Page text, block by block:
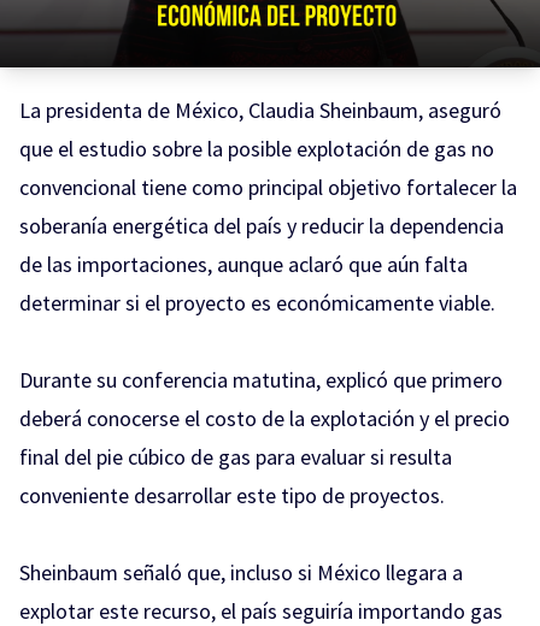
La presidenta de México, Claudia Sheinbaum, aseguró
que el estudio sobre la posible explotación de gas no
convencional tiene como principal objetivo fortalecer la
soberanía energética del país y reducir la dependencia
de las importaciones, aunque aclaró que aún falta
determinar si el proyecto es económicamente viable.
Durante su conferencia matutina, explicó que primero
deberá conocerse el costo de la explotación y el precio
final del pie cúbico de gas para evaluar si resulta
conveniente desarrollar este tipo de proyectos.
Sheinbaum señaló que, incluso si México llegara a
explotar este recurso, el país seguiría importando gas